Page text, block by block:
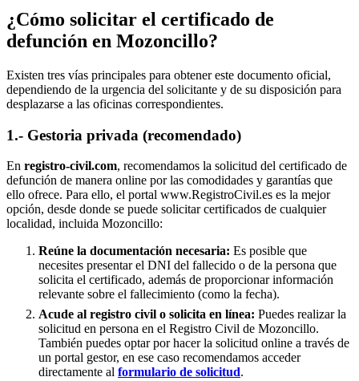
¿Cómo solicitar el certificado de
defunción en Mozoncillo?
Existen tres vías principales para obtener este documento oficial,
dependiendo de la urgencia del solicitante y de su disposición para
desplazarse a las oficinas correspondientes.
1.- Gestoria privada (recomendado)
En registro-civil.com, recomendamos la solicitud del certificado de
defunción de manera online por las comodidades y garantías que
ello ofrece. Para ello, el portal www.RegistroCivil.es es la mejor
opción, desde donde se puede solicitar certificados de cualquier
localidad, incluida Mozoncillo:
Reúne la documentación necesaria: Es posible que
necesites presentar el DNI del fallecido o de la persona que
solicita el certificado, además de proporcionar información
relevante sobre el fallecimiento (como la fecha).
Acude al registro civil o solicita en línea: Puedes realizar la
solicitud en persona en el Registro Civil de Mozoncillo.
También puedes optar por hacer la solicitud online a través de
un portal gestor, en ese caso recomendamos acceder
directamente al formulario de solicitud.